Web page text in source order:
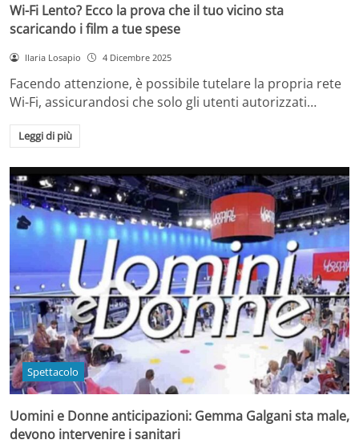
Wi-Fi Lento? Ecco la prova che il tuo vicino sta
scaricando i film a tue spese
Ilaria Losapio 4 Dicembre 2025
Facendo attenzione, è possibile tutelare la propria rete
Wi-Fi, assicurandosi che solo gli utenti autorizzati…
Leggi di più
Spettacolo
Uomini e Donne anticipazioni: Gemma Galgani sta male,
devono intervenire i sanitari